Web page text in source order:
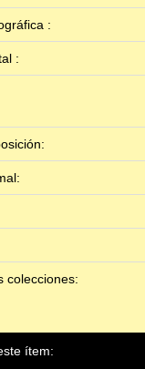
:
:
colecciones:
ítem: